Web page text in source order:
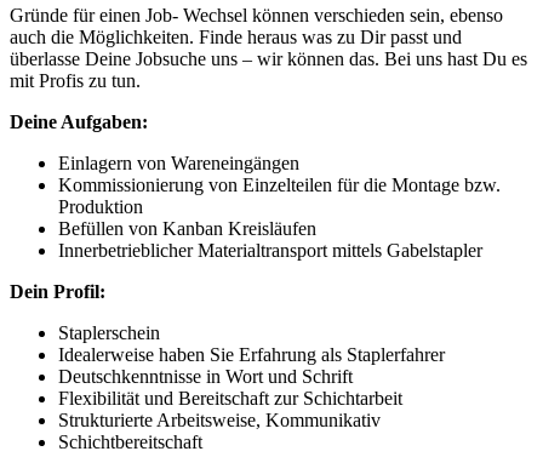
Gründe für einen Job- Wechsel können verschieden sein, ebenso
auch die Möglichkeiten. Finde heraus was zu Dir passt und
überlasse Deine Jobsuche uns – wir können das. Bei uns hast Du es
mit Profis zu tun.
Deine Aufgaben:
Einlagern von Wareneingängen
Kommissionierung von Einzelteilen für die Montage bzw.
Produktion
Befüllen von Kanban Kreisläufen
Innerbetrieblicher Materialtransport mittels Gabelstapler
Dein Profil:
Staplerschein
Idealerweise haben Sie Erfahrung als Staplerfahrer
Deutschkenntnisse in Wort und Schrift
Flexibilität und Bereitschaft zur Schichtarbeit
Strukturierte Arbeitsweise, Kommunikativ
Schichtbereitschaft